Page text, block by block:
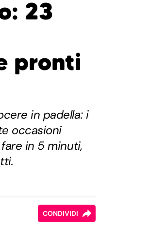
23
pronti
in padella: i
occasioni
in 5 minuti,
CONDIVIDI